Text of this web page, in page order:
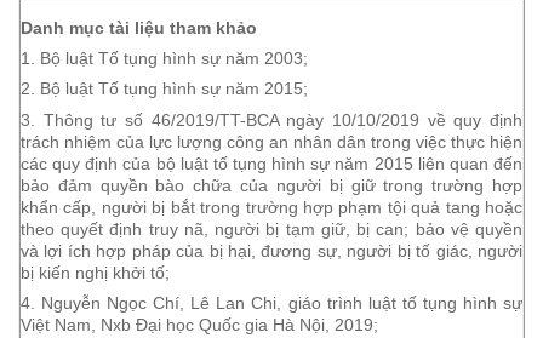
Danh mục tài liệu tham khảo
1. Bộ luật Tố tụng hình sự năm 2003;
2. Bộ luật Tố tụng hình sự năm 2015;
3. Thông tư số 46/2019/TT-BCA ngày 10/10/2019 về quy định
trách nhiệm của lực lượng công an nhân dân trong việc thực hiện
các quy định của bộ luật tố tụng hình sự năm 2015 liên quan đến
bảo đảm quyền bào chữa của người bị giữ trong trường hợp
khẩn cấp, người bị bắt trong trường hợp phạm tội quả tang hoặc
theo quyết định truy nã, người bị tạm giữ, bị can; bảo vệ quyền
và lợi ích hợp pháp của bị hại, đương sự, người bị tố giác, người
bị kiến nghị khởi tố;
4. Nguyễn Ngọc Chí, Lê Lan Chi, giáo trình luật tố tụng hình sự
Việt Nam, Nxb Đại học Quốc gia Hà Nội, 2019;